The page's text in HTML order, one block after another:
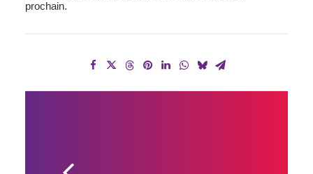
prochain.